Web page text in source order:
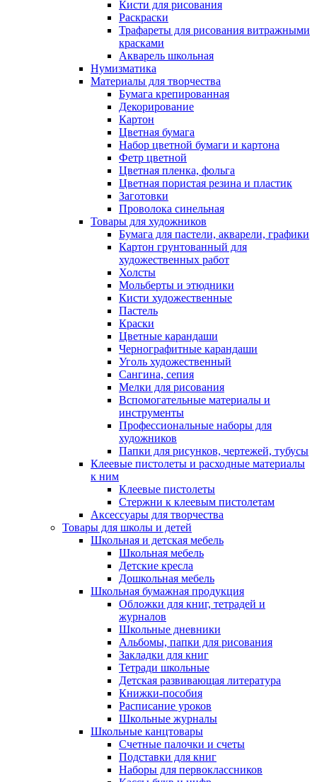
Кисти для рисования
Раскраски
Трафареты для рисования витражными
красками
Акварель школьная
Нумизматика
Материалы для творчества
Бумага крепированная
Декорирование
Картон
Цветная бумага
Набор цветной бумаги и картона
Фетр цветной
Цветная пленка, фольга
Цветная пористая резина и пластик
Заготовки
Проволока синельная
Товары для художников
Бумага для пастели, акварели, графики
Картон грунтованный для
художественных работ
Холсты
Мольберты и этюдники
Кисти художественные
Пастель
Краски
Цветные карандаши
Чернографитные карандаши
Уголь художественный
Сангина, сепия
Мелки для рисования
Вспомогательные материалы и
инструменты
Профессиональные наборы для
художников
Папки для рисунков, чертежей, тубусы
Клеевые пистолеты и расходные материалы
к ним
Клеевые пистолеты
Стержни к клеевым пистолетам
Аксессуары для творчества
Товары для школы и детей
Школьная и детская мебель
Школьная мебель
Детские кресла
Дошкольная мебель
Школьная бумажная продукция
Обложки для книг, тетрадей и
журналов
Школьные дневники
Альбомы, папки для рисования
Закладки для книг
Тетради школьные
Детская развивающая литература
Книжки-пособия
Расписание уроков
Школьные журналы
Школьные канцтовары
Счетные палочки и счеты
Подставки для книг
Наборы для первоклассников